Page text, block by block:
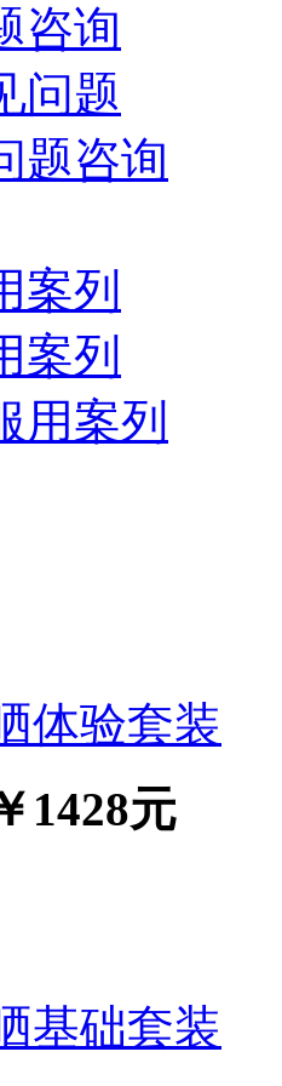
咨询
问题
题咨询
案列
案列
用案列
体验套装
1428元
基础套装